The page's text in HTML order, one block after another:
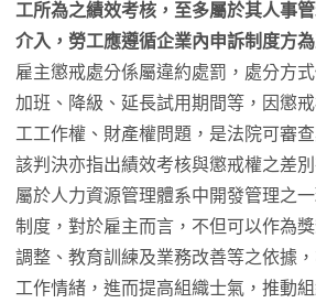
工所為之績效考核，至多屬於其人事
介入，勞工應遵循企業內申訴制度方為
雇主懲戒處分係屬違約處罰，處分方
加班、降級、延長試用期間等，因懲
工工作權、財產權問題，是法院可審
該判決亦指出績效考核與懲戒權之差
屬於人力資源管理體系中開發管理之
制度，對於雇主而言，不但可以作為
調整、教育訓練及業務改善等之依據
工作情緒，進而提高組織士氣，推動